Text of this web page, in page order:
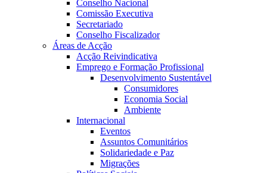
Conselho Nacional
Comissão Executiva
Secretariado
Conselho Fiscalizador
Áreas de Acção
Acção Reivindicativa
Emprego e Formação Profissional
Desenvolvimento Sustentável
Consumidores
Economia Social
Ambiente
Internacional
Eventos
Assuntos Comunitários
Solidariedade e Paz
Migrações